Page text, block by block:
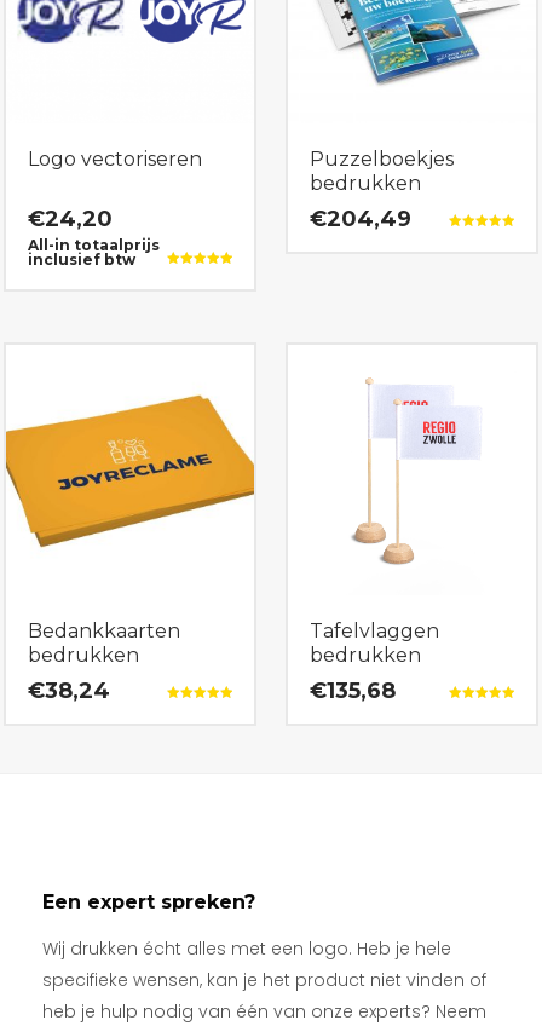
Logo vectoriseren
€24,20
All-in totaalprijs
inclusief btw
Puzzelboekjes
bedrukken
€204,49
Bedankkaarten
bedrukken
€38,24
Tafelvlaggen
bedrukken
€135,68
Een expert spreken?
Wij drukken écht alles met een logo. Heb je hele
specifieke wensen, kan je het product niet vinden of
heb je hulp nodig van één van onze experts? Neem